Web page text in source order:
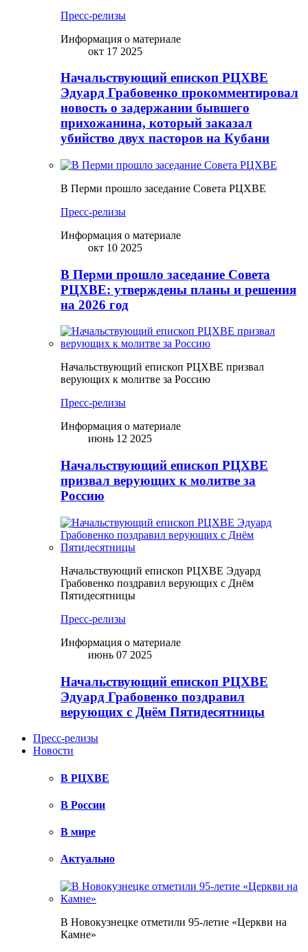
Пресс-релизы
Информация о материале
окт 17 2025
Начальствующий епископ РЦХВЕ
Эдуард Грабовенко прокомментировал
новость о задержании бывшего
прихожанина, который заказал
убийство двух пасторов на Кубани
В Перми прошло заседание Совета РЦХВЕ
Пресс-релизы
Информация о материале
окт 10 2025
В Перми прошло заседание Совета
РЦХВЕ: утверждены планы и решения
на 2026 год
Начальствующий епископ РЦХВЕ призвал
верующих к молитве за Россию
Пресс-релизы
Информация о материале
июнь 12 2025
Начальствующий епископ РЦХВЕ
призвал верующих к молитве за
Россию
Начальствующий епископ РЦХВЕ Эдуард
Грабовенко поздравил верующих с Днём
Пятидесятницы
Пресс-релизы
Информация о материале
июнь 07 2025
Начальствующий епископ РЦХВЕ
Эдуард Грабовенко поздравил
верующих с Днём Пятидесятницы
Пресс-релизы
Новости
В РЦХВЕ
В России
В мире
Актуально
В Новокузнецке отметили 95-летие «Церкви на
Камне»